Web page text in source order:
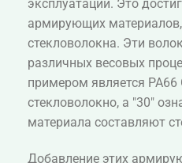
эксплуатации. Это
армирующих
стекловолокна. Эти
различных весовых
примером является PA66
стекловолокно, а "30"
материала составляют
Добавление этих